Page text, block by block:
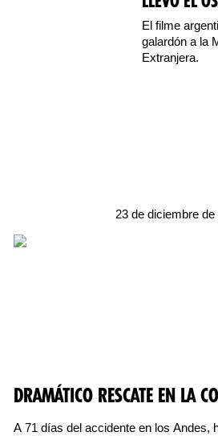
El filme
galardón a la
Extranjera.
DRAMÁTICO RESCATE EN LA
A 71 días del accidente en los Andes,
23 de diciembre de